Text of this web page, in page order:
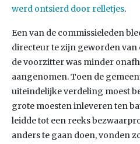
werd ontsierd door relletjes.
Een van de commissieleden
directeur te zijn geworden van
de voorzitter was minder
aangenomen. Toen de
uiteindelijke verdeling moest
grote moesten inleveren ten
leidde tot een reeks
anders te gaan doen, vonden